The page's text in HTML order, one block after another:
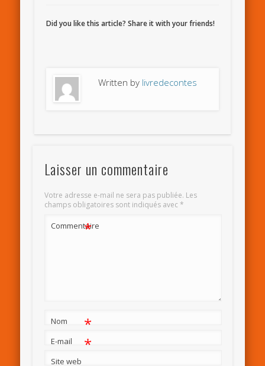
Did you like this article? Share it with your friends!
Written by livredecontes
Laisser un commentaire
Votre adresse e-mail ne sera pas publiée. Les
champs obligatoires sont indiqués avec*
Commentaire
*
Nom *
E-mail *
Site web